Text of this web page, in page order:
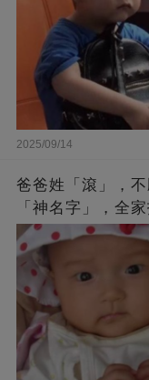
2025/09/14
爸爸姓「滾」，
「神名字」，全